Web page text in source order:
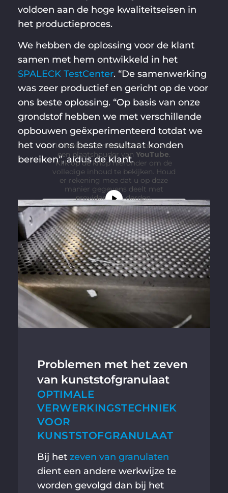
voldoen aan de hoge kwaliteitseisen in
het productieproces.
We hebben de oplossing voor de klant
samen met hem ontwikkeld in het
SPALECK TestCenter. “De samenwerking
was zeer productief en gericht op de voor
ons beste oplossing. “Op basis van onze
grondstof hebben we met verschillende
opbouwen geëxperimenteerd totdat we
het voor ons beste resultaat konden
bereiken”, aldus de klant.
U bekijkt momenteel inhoud van
een plaatshouder van YouTube.
Klik op de knop hieronder om de
volledige inhoud te bekijken. Houd
er rekening mee dat u op deze
manier gegevens deelt met
providers van derden.
Meer informatie
Inhoud deblokkeren
Vereiste service accepteren
en inhouden deblokkeren
Problemen met het zeven
van kunststofgranulaat
OPTIMALE
VERWERKINGSTECHNIEK
VOOR
KUNSTSTOFGRANULAAT
Bij het zeven van granulaten
dient een andere werkwijze te
worden gevolgd dan bij het